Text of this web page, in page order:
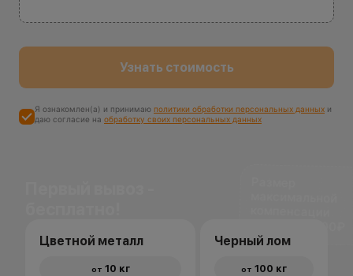
Узнать стоимость
Я ознакомлен(а) и принимаю политики обработки персональных данных и
даю согласие на обработку своих персональных данных
Цветной металл
от 10 кг
Черный лом
от 100 кг